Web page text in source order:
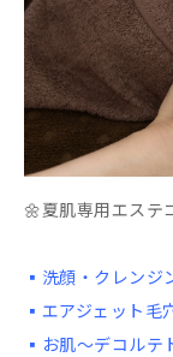
🌼夏肌専用エステ
▪️洗顔・クレンジ
▪️エアジェット毛
▪️お肌〜デコルテ